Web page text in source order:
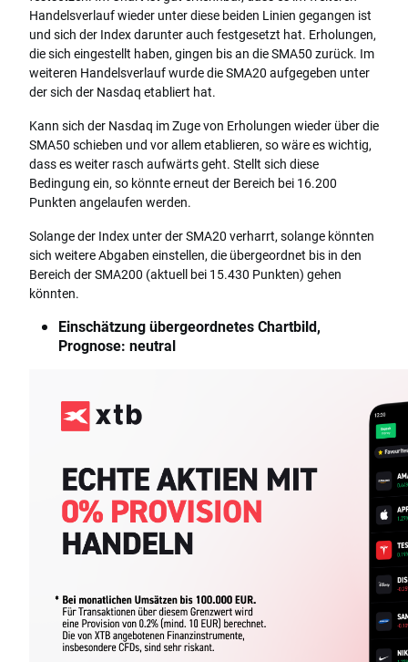
Handelsverlauf wieder unter diese beiden Linien gegangen ist
und sich der Index darunter auch festgesetzt hat. Erholungen,
die sich eingestellt haben, gingen bis an die SMA50 zurück. Im
weiteren Handelsverlauf wurde die SMA20 aufgegeben unter
der sich der Nasdaq etabliert hat.
Kann sich der Nasdaq im Zuge von Erholungen wieder über die
SMA50 schieben und vor allem etablieren, so wäre es wichtig,
dass es weiter rasch aufwärts geht. Stellt sich diese
Bedingung ein, so könnte erneut der Bereich bei 16.200
Punkten angelaufen werden.
Solange der Index unter der SMA20 verharrt, solange könnten
sich weitere Abgaben einstellen, die übergeordnet bis in den
Bereich der SMA200 (aktuell bei 15.430 Punkten) gehen
könnten.
Einschätzung übergeordnetes Chartbild,
Prognose: neutral